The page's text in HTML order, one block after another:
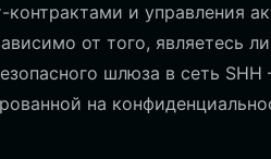
контрактами и управления
от того, являетесь
шлюза в сеть
на